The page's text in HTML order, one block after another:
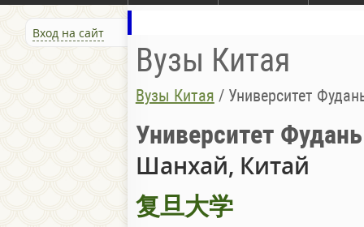
Вход на сайт
Вузы Китая
Вузы Китая / Университет
Университет Фудань
Шанхай, Китай
复旦大学